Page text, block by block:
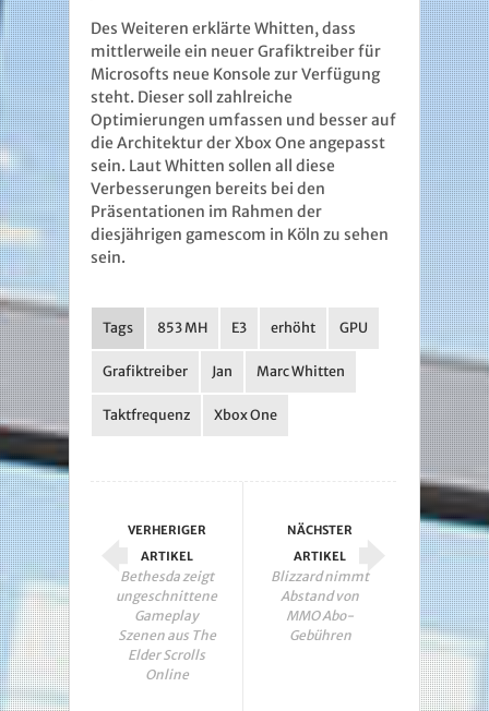
Des Weiteren erklärte Whitten, dass
mittlerweile ein neuer Grafiktreiber für
Microsofts neue Konsole zur Verfügung
steht. Dieser soll zahlreiche
Optimierungen umfassen und besser auf
die Architektur der Xbox One angepasst
sein. Laut Whitten sollen all diese
Verbesserungen bereits bei den
Präsentationen im Rahmen der
diesjährigen gamescom in Köln zu sehen
sein.
Tags 853 MH E3 erhöht GPU
Grafiktreiber Jan Marc Whitten
Taktfrequenz Xbox One
VERHERIGER
ARTIKEL
Bethesda zeigt
ungeschnittene
Gameplay
Szenen aus The
Elder Scrolls
Online
NÄCHSTER
ARTIKEL
Blizzard nimmt
Abstand von
MMO Abo-
Gebühren